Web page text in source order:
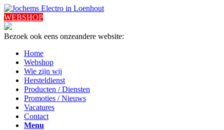
WEBSHOP
Bezoek ook eens onzeandere website:
Home
Webshop
Wie zijn wij
Hersteldienst
Producten / Diensten
Promoties / Nieuws
Vacatures
Contact
Menu